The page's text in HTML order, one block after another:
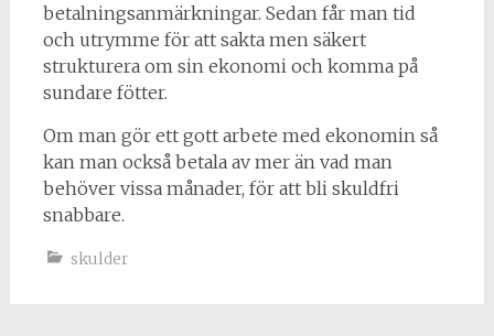
betalningsanmärkningar. Sedan får man tid
och utrymme för att sakta men säkert
strukturera om sin ekonomi och komma på
sundare fötter.
Om man gör ett gott arbete med ekonomin så
kan man också betala av mer än vad man
behöver vissa månader, för att bli skuldfri
snabbare.
skulder